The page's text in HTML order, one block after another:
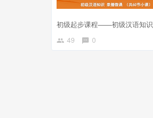
初级起步课程——初级汉语知识
49
0